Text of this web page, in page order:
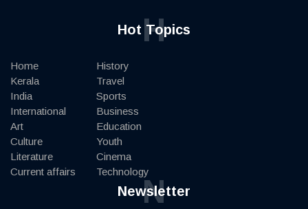
Hot Topics
H
Home
Kerala
India
International
Art
Culture
Literature
Current affairs
History
Travel
Sports
Business
Education
Youth
Cinema
Technology
Newsletter
N